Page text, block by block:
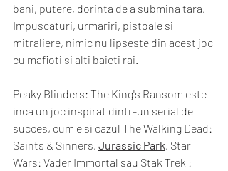
bani, putere, dorinta de a submina tara.
Impuscaturi, urmariri, pistoale si
mitraliere, nimic nu lipseste din acest joc
cu mafioti si alti baieti rai.
Peaky Blinders: The King's Ransom este
inca un joc inspirat dintr-un serial de
succes, cum e si cazul The Walking Dead:
Saints & Sinners, Jurassic Park, Star
Wars: Vader Immortal sau Stak Trek :